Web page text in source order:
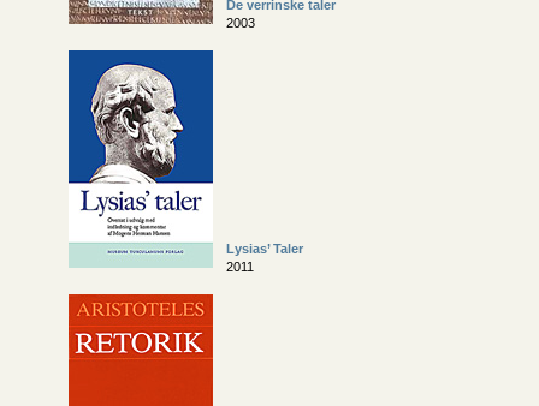
De verrinske taler
2003
Lysias’ Taler
2011